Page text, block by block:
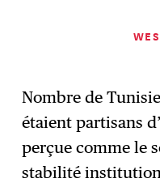
Nombre de
étaient partisans
perçue comme le
stabilité